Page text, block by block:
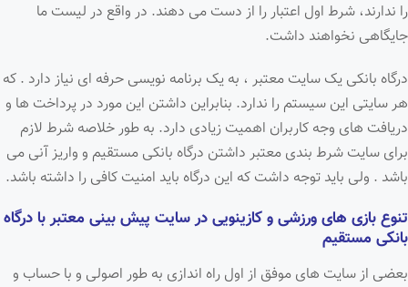
را ندارند، شرط اول اعتبار را از دست می دهند. در واقع در لیست ما
جایگاهی نخواهند داشت.
درگاه بانکی یک سایت معتبر ، به یک برنامه نویسی حرفه ای نیاز دارد . که
هر سایتی این سیستم را ندارد. بنابراین داشتن این مورد در پرداخت ها و
دریافت های وجه کاربران اهمیت زیادی دارد. به طور خلاصه شرط لازم
برای سایت شرط بندی معتبر داشتن درگاه بانکی مستقیم و واریز آنی می
باشد . ولی باید توجه داشت که این درگاه باید امنیت کافی را داشته باشد.
تنوع بازی های ورزشی و کازینویی در سایت پیش بینی معتبر با درگاه
بانکی مستقیم
بعضی از سایت های موفق از اول راه اندازی به طور اصولی و با حساب و